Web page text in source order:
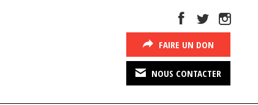
FAIRE UN DON
NOUS CONTACTER